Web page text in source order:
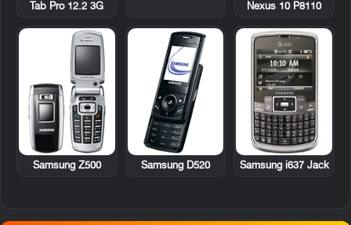
Nexus 10 P8110
Tab Pro 12.2 3G
Samsung i637 Jack
Samsung D520
Samsung Z500